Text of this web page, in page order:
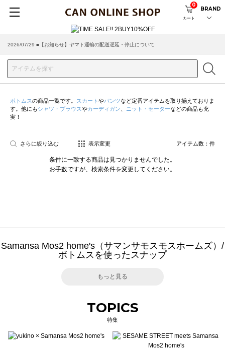
カート
0
BRAND
2026/07/29 ■【お知らせ】ヤマト運輸の配送遅延・停止について
ボトムスの商品一覧です。 スカート やパンツなど定番アイテムを取り揃えておりま
す。他にもシャツ・ブラウスやカーディガン ニット・セーターなどの商品も充
実！
さらに絞り込む 表示変更 アイテム数： 件
条件に一致する商品は見つかりませんでした。
お手数ですが、検索条件を変更してください。
Samansa Mos2 home's（サマンサモスモスホームズ）/
ボトムスを使ったスナップ
もっと見る
TOPICS
特集